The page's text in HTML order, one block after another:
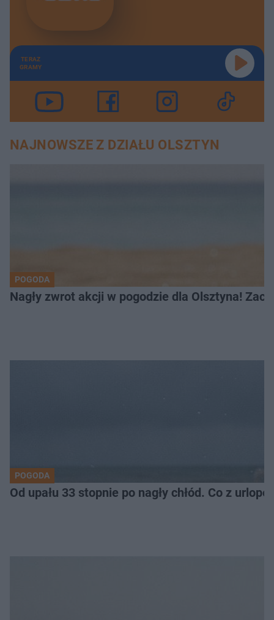
TERAZ
GRAMY
NAJNOWSZE Z DZIAŁU OLSZTYN
POGODA
Nagły zwrot akcji w pogodzie dla Olsztyna!
POGODA
Od upału 33 stopnie po nagły chłód. Co z